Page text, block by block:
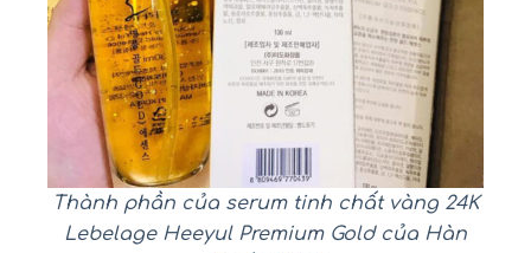
Thành phần của serum tinh chất vàng 24K
Lebelage Heeyul Premium Gold của Hàn